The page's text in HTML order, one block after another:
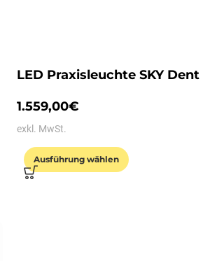
LED Praxisleuchte SKY Dent
1.559,00€
exkl. MwSt.
Ausführung wählen